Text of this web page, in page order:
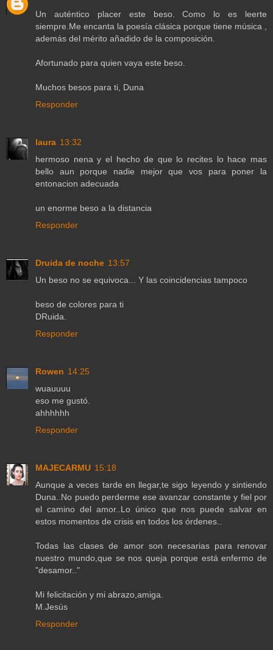
Un auténtico placer este beso. Como lo es leerte
siempre.Me encanta la poesía clásica porque tiene música ,
además del mérito añadido de la composición.
Afortunado para quien vaya este beso.
Muchos besos para ti, Duna
Responder
laura 13:32
hermoso nena y el hecho de que lo recites lo hace mas
bello aun porque nadie mejor que vos para poner la
entonacion adecuada
un enorme beso a la distancia
Responder
Druida de noche 13:57
Un beso no se equivoca... Y las coincidencias tampoco
beso de colores para ti
DRuida.
Responder
Rowen 14:25
wuauuuu
eso me gustó.
ahhhhhh
Responder
MAJECARMU 15:18
Aunque a veces tarde en llegar,te sigo leyendo y sintiendo
Duna..No puedo perderme ese avanzar constante y fiel por
el camino del amor..Lo único que nos puede salvar en
estos momentos de crisis en todos los órdenes..
Todas las clases de amor son necesarias para renovar
nuestro mundo,que se nos queja porque está enfermo de
"desamor.."
Mi felicitación y mi abrazo,amiga.
M.Jesús
Responder